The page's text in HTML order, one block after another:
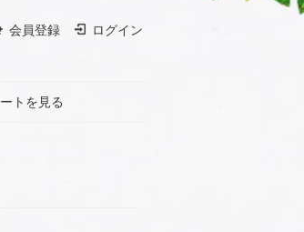
会員登録 ログイン
トを見る